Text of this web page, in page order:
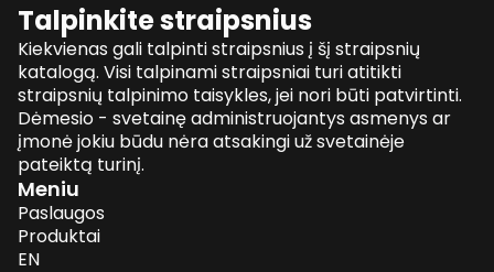
Talpinkite straipsnius
Kiekvienas gali talpinti straipsnius į šį straipsnių
katalogą. Visi talpinami straipsniai turi atitikti
straipsnių talpinimo taisykles, jei nori būti patvirtinti.
Dėmesio - svetainę administruojantys asmenys ar
įmonė jokiu būdu nėra atsakingi už svetainėje
pateiktą turinį.
Meniu
Paslaugos
Produktai
EN